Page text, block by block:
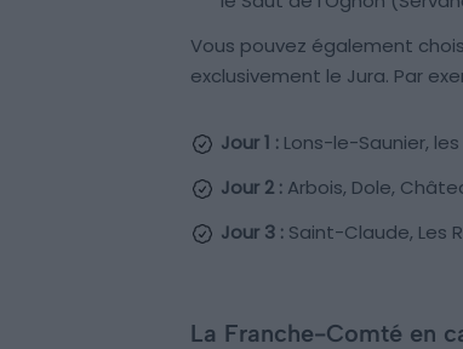
Vous pouvez également
exclusivement le Jura. Par
Jour 1 : Lons-le-Saunier,
Jour 2 : Arbois, Dole,
Jour 3 : Saint-Claude, Les
La Franche-Comté en